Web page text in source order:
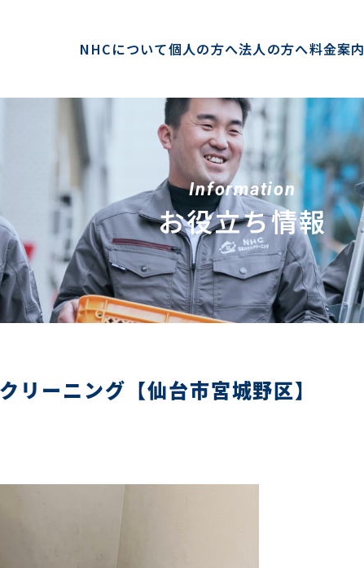
NHCについて個人の方へ法人の方へ料金案内
Information
お役立ち情報
リーニング【仙台市宮城野区】